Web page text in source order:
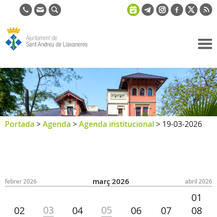
de Sant
Andreu de
Llavaneres
Portada >Agenda >Agenda institucional> 19-03-2026
febrer 2026 abril 2026
març 2026
01
02
03 04 05 06 07 08